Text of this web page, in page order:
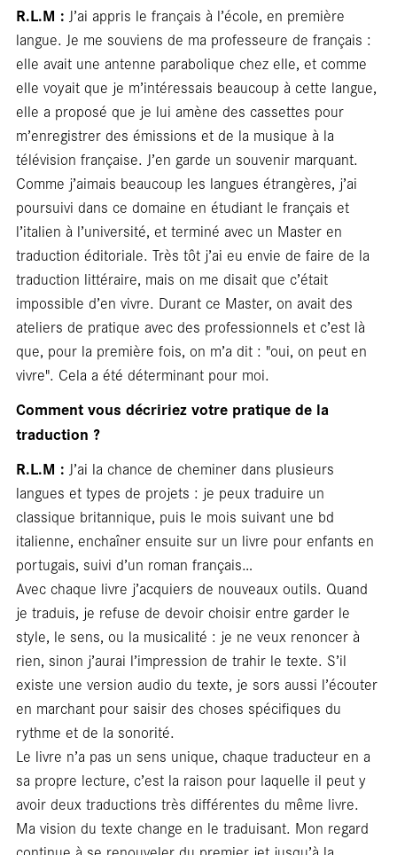
R.L.M : J’ai appris le français à l’école, en première
langue. Je me souviens de ma professeure de français :
elle avait une antenne parabolique chez elle, et comme
elle voyait que je m’intéressais beaucoup à cette langue,
elle a proposé que je lui amène des cassettes pour
m’enregistrer des émissions et de la musique à la
télévision française. J’en garde un souvenir marquant.
Comme j’aimais beaucoup les langues étrangères, j’ai
poursuivi dans ce domaine en étudiant le français et
l’italien à l’université, et terminé avec un Master en
traduction éditoriale. Très tôt j’ai eu envie de faire de la
traduction littéraire, mais on me disait que c’était
impossible d’en vivre. Durant ce Master, on avait des
ateliers de pratique avec des professionnels et c’est là
que, pour la première fois, on m’a dit : "oui, on peut en
vivre". Cela a été déterminant pour moi.
Comment vous décririez votre pratique de la
traduction ?
R.L.M : J’ai la chance de cheminer dans plusieurs
langues et types de projets : je peux traduire un
classique britannique, puis le mois suivant une bd
italienne, enchaîner ensuite sur un livre pour enfants en
portugais, suivi d’un roman français…
Avec chaque livre j’acquiers de nouveaux outils. Quand
je traduis, je refuse de devoir choisir entre garder le
style, le sens, ou la musicalité : je ne veux renoncer à
rien, sinon j’aurai l’impression de trahir le texte. S’il
existe une version audio du texte, je sors aussi l’écouter
en marchant pour saisir des choses spécifiques du
rythme et de la sonorité.
Le livre n’a pas un sens unique, chaque traducteur en a
sa propre lecture, c’est la raison pour laquelle il peut y
avoir deux traductions très différentes du même livre.
Ma vision du texte change en le traduisant. Mon regard